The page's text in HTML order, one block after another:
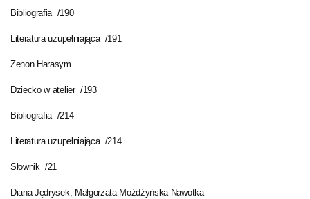
Bibliografia /190
Literatura uzupełniająca /191
Zenon Harasym
Dziecko w atelier /193
Bibliografia /214
Literatura uzupełniająca /214
Słownik /21
Diana Jędrysek, Małgorzata Możdżyńska-Nawotka